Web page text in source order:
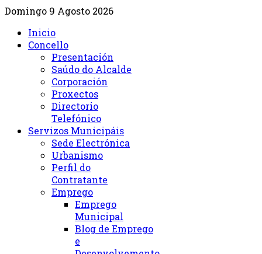
Domingo 9 Agosto 2026
Inicio
Concello
Presentación
Saúdo do Alcalde
Corporación
Proxectos
Directorio
Telefónico
Servizos Municipáis
Sede Electrónica
Urbanismo
Perfil do
Contratante
Emprego
Emprego
Municipal
Blog de Emprego
e